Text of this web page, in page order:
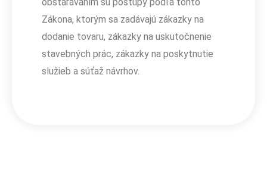
obstarávaním sú postupy podľa tohto
Zákona, ktorým sa zadávajú zákazky na
dodanie tovaru, zákazky na uskutočnenie
stavebných prác, zákazky na poskytnutie
služieb a súťaž návrhov.